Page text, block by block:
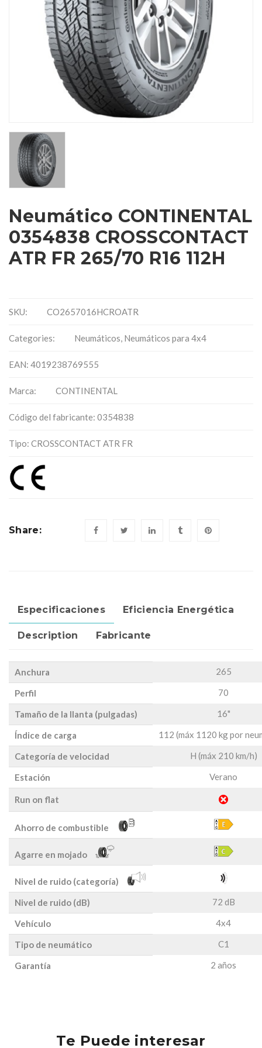
Neumático CONTINENTAL
0354838 CROSSCONTACT
ATR FR 265/70 R16 112H
SKU: CO2657016HCROATR
Categories: Neumáticos, Neumáticos para 4x4
EAN: 4019238769555
Marca: CONTINENTAL
Código del fabricante: 0354838
Tipo: CROSSCONTACT ATR FR
Share:
Especificaciones Eficiencia Energética
Description Fabricante
Anchura 265
Perfil 70
Tamaño de la llanta (pulgadas) 16"
Índice de carga 112 (máx 1120 kg por
Categoría de velocidad H (máx 210 km/h)
Estación Verano
Run on flat
Ahorro de combustible
Agarre en mojado
Nivel de ruido (categoría)
Nivel de ruido (dB)
72 dB
Vehículo 4x4
Tipo de neumático C1
Garantía 2 años
Te Puede interesar